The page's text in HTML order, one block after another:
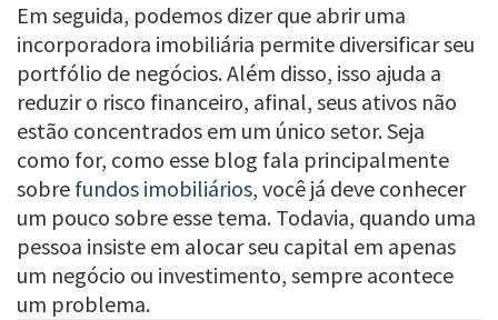
Em seguida, podemos dizer que abrir uma
incorporadora imobiliária permite diversificar seu
portfólio de negócios. Além disso, isso ajuda a
reduzir o risco financeiro, afinal, seus ativos não
estão concentrados em um único setor. Seja
como for, como esse blog fala principalmente
sobre fundos imobiliários, você já deve conhecer
um pouco sobre esse tema. Todavia, quando uma
pessoa insiste em alocar seu capital em apenas
um negócio ou investimento, sempre acontece
um problema.